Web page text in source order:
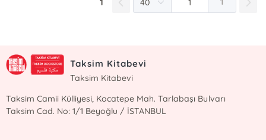
Taksim Kitabevi
Taksim Kitabevi
Taksim Camii Külliyesi, Kocatepe Mah. Tarlabaşı Bulvarı
Taksim Cad. No: 1/1 Beyoğlu / İSTANBUL